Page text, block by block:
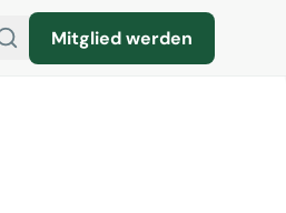
Mitglied werden